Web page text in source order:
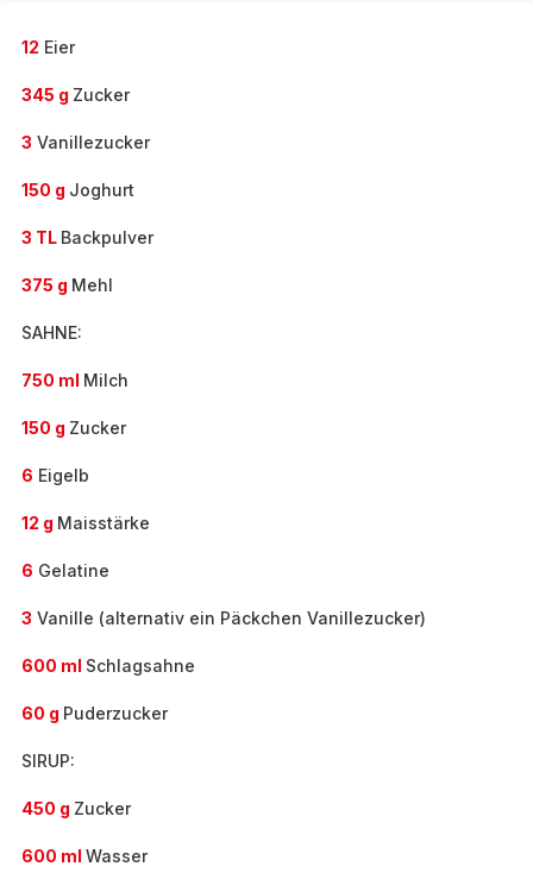
12 Eier
345 g Zucker
3 Vanillezucker
150 g Joghurt
3 TL Backpulver
375 g Mehl
SAHNE:
750 ml Milch
150 g Zucker
6 Eigelb
12 g Maisstärke
6 Gelatine
3 Vanille (alternativ ein Päckchen Vanillezucker)
600 ml Schlagsahne
60 g Puderzucker
SIRUP:
450 g Zucker
600 ml Wasser